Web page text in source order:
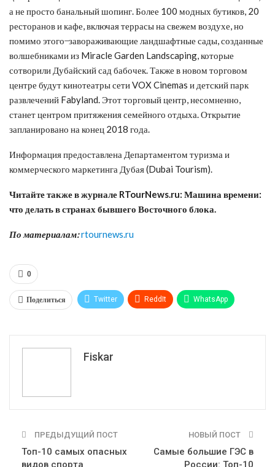
а не просто банальный шопинг. Более 100 модных бутиков, 20
ресторанов и кафе, включая террасы на свежем воздухе, но
помимо этого ̶ завораживающие ландшафтные сады, созданные
волшебниками из Miracle Garden Landscaping, которые
сотворили Дубайский сад бабочек. Также в новом торговом
центре будут кинотеатры сети VOX Cinemas и детский парк
развлечений Fabyland. Этот торговый центр, несомненно,
станет центром притяжения семейного отдыха. Открытие
запланировано на конец 2018 года.
Информация предоставлена Департаментом туризма и
коммерческого маркетинга Дубая (Dubai Tourism).
Читайте также в журнале RTourNews.ru: Машина времени:
что делать в странах бывшего Восточного блока.
По материалам:rtournews.ru
0
Поделиться Twitter ReddIt WhatsApp
Fiskar
ПРЕДЫДУЩИЙ ПОСТ
Топ-10 самых опасных
видов спорта
НОВЫЙ ПОСТ
Самые большие ГЭС в
России: Топ-10